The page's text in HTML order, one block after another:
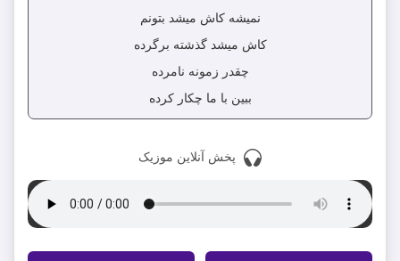
نمیشه کاش میشد بتونم
کاش میشد گذشته برگرده
چقدر زمونه نامرده
ببین با ما چکار کرده
پخش آنلاین موزیک